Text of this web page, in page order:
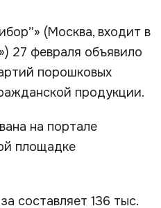
(Москва, входит в
27 февраля объявило
порошковых
продукции.
на портале
площадке
составляет 136 тыс.